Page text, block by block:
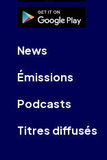
News
Émissions
Podcasts
Titres diffusés